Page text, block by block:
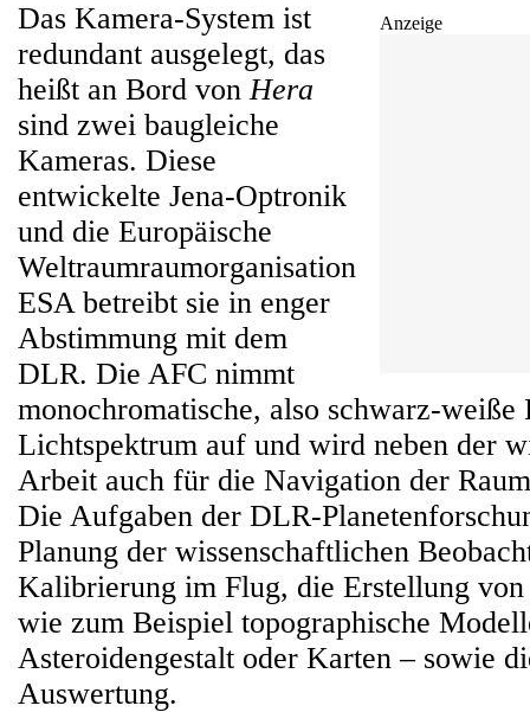
Anzeige
Das Kamera-System ist
redundant ausgelegt, das
heißt an Bord vonHera
sind zwei baugleiche
Kameras. Diese
entwickelte Jena-Optronik
und die Europäische
Weltraumraumorganisation
ESA betreibt sie in enger
Abstimmung mit dem
DLR. Die AFC nimmt
monochromatische, also schwarz-
Lichtspektrum auf und wird neben der
Arbeit auch für die Navigation der
Die Aufgaben der DLR-
Planung der wissenschaftlichen
Kalibrierung im Flug, die Erstellung
wie zum Beispiel topographische
Asteroidengestalt oder Karten – sowie
Auswertung.